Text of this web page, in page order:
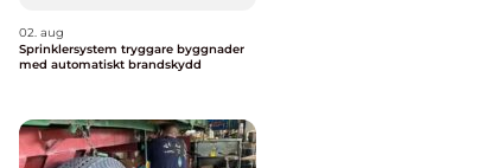
02. aug
Sprinklersystem tryggare byggnader
med automatiskt brandskydd